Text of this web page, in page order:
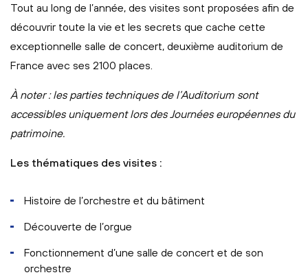
Tout au long de l’année, des visites sont proposées afin de
découvrir toute la vie et les secrets que cache cette
exceptionnelle salle de concert, deuxième auditorium de
France avec ses 2100 places.
À noter : les parties techniques de l’Auditorium sont
accessibles uniquement lors des Journées européennes du
patrimoine.
Les thématiques des visites :
Histoire de l’orchestre et du bâtiment
Découverte de l’orgue
Fonctionnement d’une salle de concert et de son
orchestre